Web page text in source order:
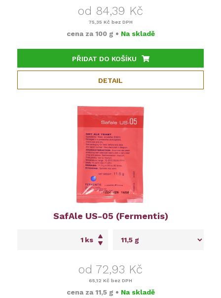
od 84,39 Kč
75,35 Kč bez DPH
cena za 100 g • Na skladě
PŘIDAT DO KOŠÍKU
DETAIL
SafAle US-05 (Fermentis)
ks
od 72,93 Kč
65,12 Kč bez DPH
cena za 11,5 g • Na skladě